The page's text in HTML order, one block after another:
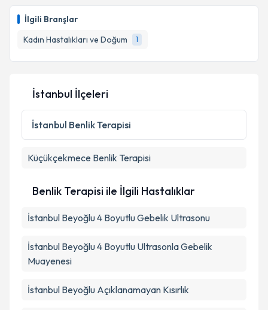
İlgili Branşlar
Kadın Hastalıkları ve Doğum
1
için bir takvim hazırlandığında e-posta ile
bilgilendireceğiz.
E-posta Adresiniz
Kişisel verilerimin işlenmesine ilişkin
Metni'ni okudum ve kişisel verilerimin belirtilen
İstanbul İlçeleri
İstanbul Benlik Terapisi
Küçükçekmece Benlik Terapisi
Benlik Terapisi ile İlgili Hastalıklar
İstanbul Beyoğlu 4 Boyutlu Gebelik Ultrasonu
İstanbul Beyoğlu 4 Boyutlu Ultrasonla Gebelik
Muayenesi
İstanbul Beyoğlu Açıklanamayan Kısırlık